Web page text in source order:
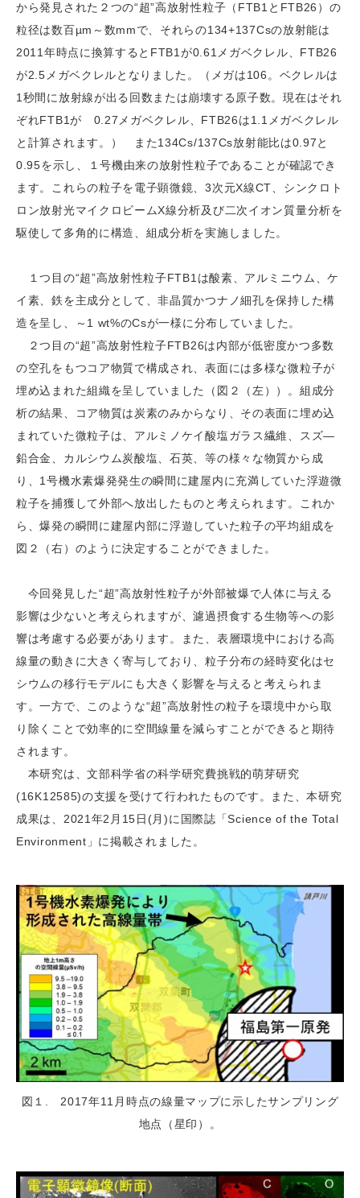
から発見された２つの“超”高放射性粒子（FTB1とFTB26）の
粒径は数百µm～数mmで、それらの134+137Csの放射能は
2011年時点に換算するとFTB1が0.61メガベクレル、FTB26
が2.5メガベクレルとなりました。（メガは106。ベクレルは
1秒間に放射線が出る回数または崩壊する原子数。現在はそれ
ぞれFTB1が 0.27メガベクレル、FTB26は1.1メガベクレル
と計算されます。） また134Cs/137Cs放射能比は0.97と
0.95を示し、１号機由来の放射性粒子であることが確認でき
ます。これらの粒子を電子顕微鏡、3次元X線CT、シンクロト
ロン放射光マイクロビームX線分析及び二次イオン質量分析を
駆使して多角的に構造、組成分析を実施しました。
１つ目の“超”高放射性粒子FTB1は酸素、アルミニウム、ケ
イ素、鉄を主成分として、非晶質かつナノ細孔を保持した構
造を呈し、～1 wt%のCsが一様に分布していました。
２つ目の“超”高放射性粒子FTB26は内部が低密度かつ多数
の空孔をもつコア物質で構成され、表面には多様な微粒子が
埋め込まれた組織を呈していました（図２（左））。組成分
析の結果、コア物質は炭素のみからなり、その表面に埋め込
まれていた微粒子は、アルミノケイ酸塩ガラス繊維、スズ―
鉛合金、カルシウム炭酸塩、石英、等の様々な物質から成
り、1号機水素爆発発生の瞬間に建屋内に充満していた浮遊微
粒子を捕獲して外部へ放出したものと考えられます。これか
ら、爆発の瞬間に建屋内部に浮遊していた粒子の平均組成を
図２（右）のように決定することができました。
今回発見した“超”高放射性粒子が外部被爆で人体に与える
影響は少ないと考えられますが、濾過摂食する生物等への影
響は考慮する必要があります。また、表層環境中における高
線量の動きに大きく寄与しており、粒子分布の経時変化はセ
シウムの移行モデルにも大きく影響を与えると考えられま
す。一方で、このような“超”高放射性の粒子を環境中から取
り除くことで効率的に空間線量を減らすことができると期待
されます。
本研究は、文部科学省の科学研究費挑戦的萌芽研究
(16K12585)の支援を受けて行われたものです。また、本研究
成果は、2021年2月15日(月)に国際誌「Science of the Total
Environment」に掲載されました。
図１. 2017年11月時点の線量マップに示したサンプリング
地点（星印）。